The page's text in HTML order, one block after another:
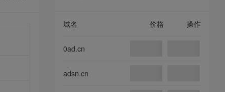
域名 价格 操作
0ad.cn
adsn.cn